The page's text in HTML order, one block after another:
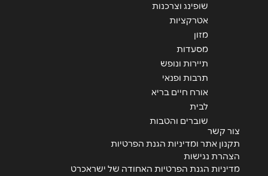
שופינג וצרכנות
אטרקציות
מזון
מסעדות
תיירות ונופש
תרבות ופנאי
אורח חיים בריא
לבית
שוברים והטבות
צור קשר
תקנון אתר ומדיניות הגנת הפרטיות
הצהרת נגישות
מדיניות הגנת הפרטיות האחודה של ישראכרט